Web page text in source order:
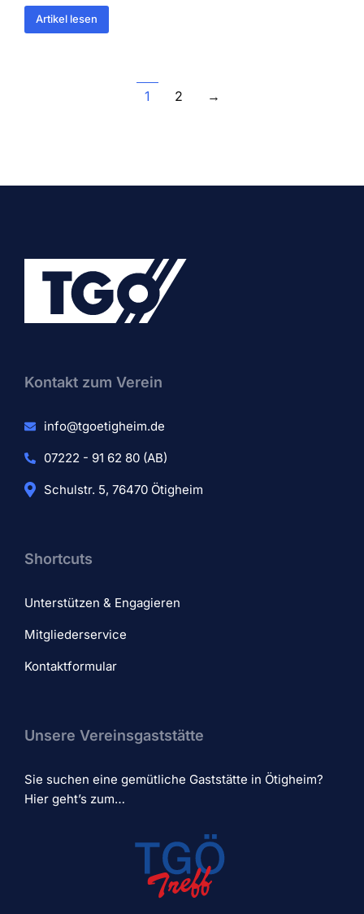
Artikel lesen
1 2 →
Kontakt zum Verein​
info@tgoetigheim.de
07222 - 91 62 80 (AB)
Schulstr. 5, 76470 Ötigheim
Shortcuts
Unterstützen & Engagieren
Mitgliederservice
Kontaktformular
Unsere Vereinsgaststätte
Sie suchen eine gemütliche Gaststätte in Ötigheim?
Hier geht’s zum…